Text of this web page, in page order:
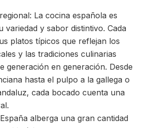
La cocina española es
variedad y sabor distintivo. Cada
platos típicos que reflejan los
y las tradiciones culinarias
generación en generación. Desde
hasta el pulpo a la gallega o
cada bocado cuenta una
alberga una gran cantidad